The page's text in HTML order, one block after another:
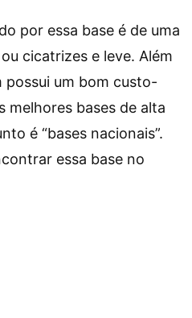
por essa base é de uma
cicatrizes e leve. Além
possui um bom custo-
melhores bases de alta
é “bases nacionais”.
essa base no